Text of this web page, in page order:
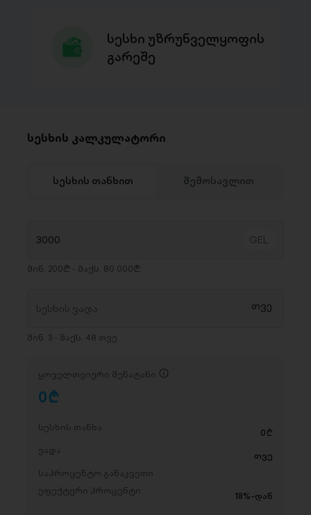
სესხი უზრუნველყოფის
გარეშე
სესხის კალკულატორი
სესხის თანხით შემოსავლით
მინ. 200₾ - მაქს. 80 000₾
მინ. 3 - მაქს. 48 თვე
ყოველთვიური შენატანი
0D
სესხის თანხა 0 D
ვადა
თვე
საპროცენტო განაკვეთი
ეფექტური პროცენტი
18%-დან